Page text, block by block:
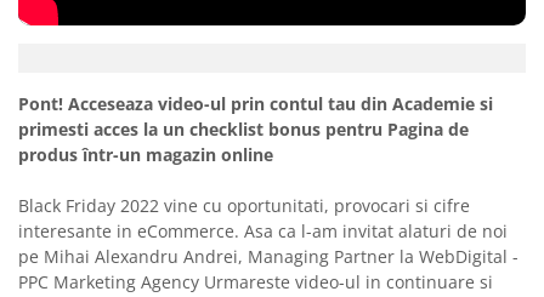
Pont! Acceseaza video-ul prin contul tau din Academie si
primesti acces la un checklist bonus pentru Pagina de
produs într-un magazin online
Black Friday 2022 vine cu oportunitati, provocari si cifre
interesante in eCommerce. Asa ca l-am invitat alaturi de noi
pe Mihai Alexandru Andrei, Managing Partner la WebDigital -
PPC Marketing Agency Urmareste video-ul in continuare si